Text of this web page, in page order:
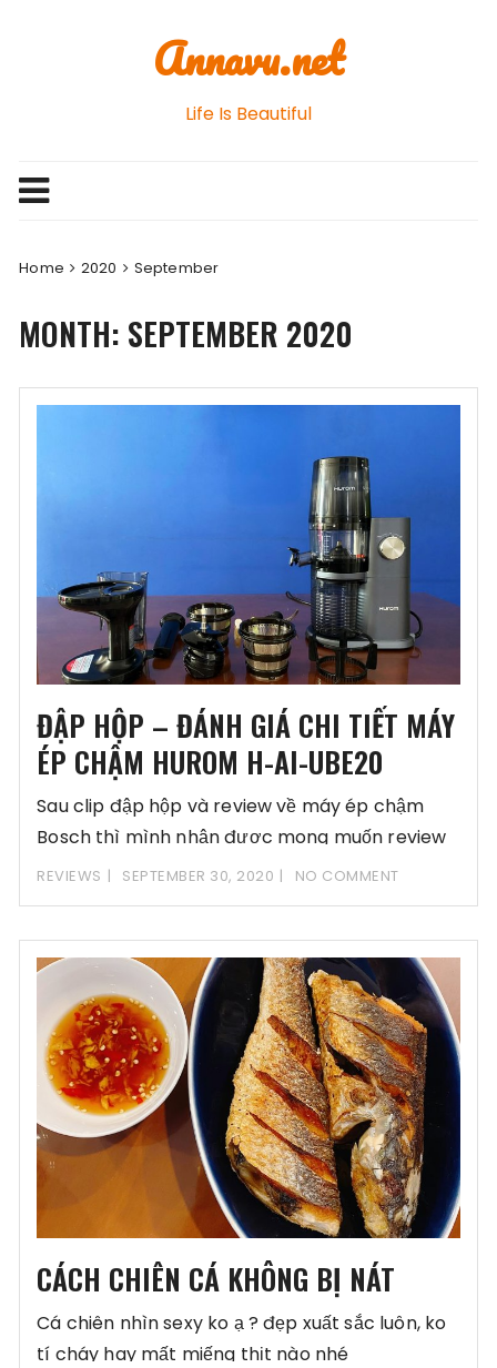
Annavu.net
Life Is Beautiful
Home 2020 September
MONTH: SEPTEMBER 2020
ĐẬP HỘP – ĐÁNH GIÁ CHI TIẾT MÁY
ÉP CHẬM HUROM H-AI-UBE20
Sau clip đập hộp và review về máy ép chậm
Bosch thì mình nhận được mong muốn review
về máy
REVIEWS SEPTEMBER 30, 2020 NO COMMENT
CÁCH CHIÊN CÁ KHÔNG BỊ NÁT
Cá chiên nhìn sexy ko ạ ? đẹp xuất sắc luôn, ko
tí cháy hay mất miếng thịt nào nhé